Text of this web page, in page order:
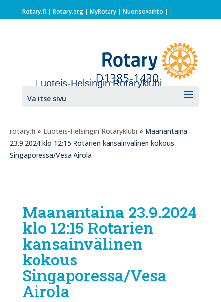
Rotary.fi | Rotary.org| MyRotary | Nuorisovaihto |
Luoteis-Helsingin Rotaryklubi
Valitse sivu
rotary.fi » Luoteis-Helsingin Rotaryklubi » Maanantaina
23.9.2024 klo 12:15 Rotarien kansainvälinen kokous
Singaporessa/Vesa Airola
Maanantaina 23.9.2024
klo 12:15 Rotarien
kansainvälinen
kokous
Singaporessa/Vesa
Airola